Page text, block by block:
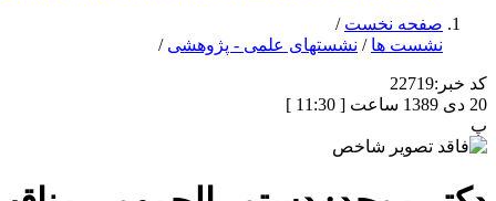
صفحه نخست /
نشست ها / نشستهای علمی - پژوهشی /
کد خبر:22719
20 دی 1389 ساعت [ 11:30 ]
پ